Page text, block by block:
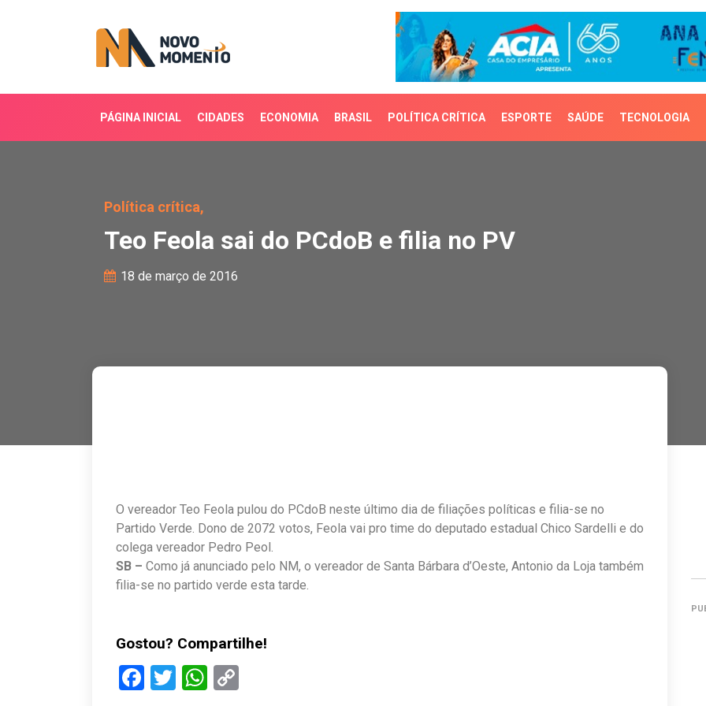
PÁGINA INICIAL CIDADES ECONOMIA BRASIL POLÍTICA CRÍTICA ESPORTE SAÚDE TECNOLOGIA
Política crítica,
Teo Feola sai do PCdoB e filia no PV
18 de março de 2016
O vereador Teo Feola pulou do PCdoB neste último dia de filiações políticas e filia-se no
Partido Verde. Dono de 2072 votos, Feola vai pro time do deputado estadual Chico Sardelli e do
colega vereador Pedro Peol.
SB – Como já anunciado pelo NM, o vereador de Santa Bárbara d’Oeste, Antonio da Loja também
filia-se no partido verde esta tarde.
Gostou? Compartilhe!
Facebook
TwitterWhatsApp